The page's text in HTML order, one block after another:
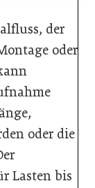
der
oder
oder die
Lasten bis